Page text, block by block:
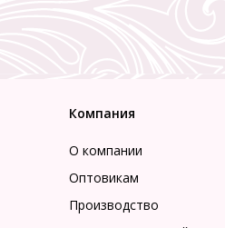
Компания
О компании
Оптовикам
Производство